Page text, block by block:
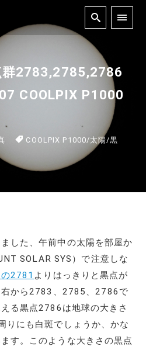
2783,2785,2786
COOLPIX P1000
COOLPIX P1000/太陽/黒
した、午前中の太陽を部屋か
SOLAR SYS）で注意しな
2781 よりはっきりと黒点が
右から2783、2785、2786で
る黒点2786は地球の大きさ
りにも白斑でしょうか、かな
す。このような大きさの黒点